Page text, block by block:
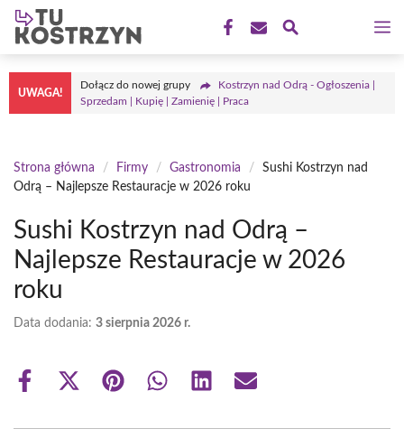
Przejdź
treści
UWAGA!
Dołącz do nowej grupy
Kostrzyn nad Odrą - Ogłoszenia |
Sprzedam | Kupię | Zamienię | Praca
Strona główna / Firmy / Gastronomia /
Sushi Kostrzyn nad
Odrą – Najlepsze Restauracje w 2026 roku
Sushi Kostrzyn nad Odrą –
Najlepsze Restauracje w 2026
roku
Data dodania: 3 sierpnia 2026 r.
Share
Share
(Twitter)
Share Share Share Share